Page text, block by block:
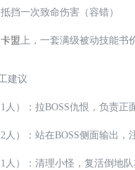
挡一次致命伤害（容错）
盟上，一套满级被动技能书
建议
人）：拉BOSS仇恨，负责正
人）：站在BOSS侧面输出，
人）：清理小怪，复活倒地